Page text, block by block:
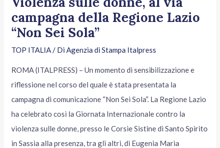
campagna della Regione Lazio
“Non Sei Sola”
TOP ITALIA/ DiAgenzia di Stampa Italpress
ROMA (ITALPRESS) – Un momento di sensibilizzazione e
riflessione nel corso del quale è stata presentata la
campagna di comunicazione “Non Sei Sola”. La Regione Lazio
ha celebrato così la Giornata Internazionale contro la
violenza sulle donne, presso le Corsie Sistine di Santo Spirito
in Sassia alla presenza, tra gli altri, di Eugenia Maria